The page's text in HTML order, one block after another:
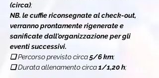
(circa);
NB. le cuffie riconsegnate al check-out,
verranno prontamente rigenerate e
sanificate dall'organizzazione per gli
eventi successivi.
❏ Percorso previsto circa 5/6 km;
❏ Durata allenamento circa 1/1,20 h;